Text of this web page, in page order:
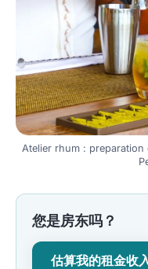
Atelier rhum :
您是房东吗？
估算我的租金收